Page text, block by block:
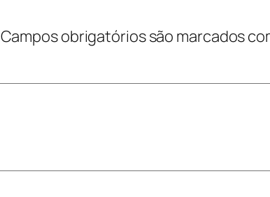
Campos obrigatórios são marcados